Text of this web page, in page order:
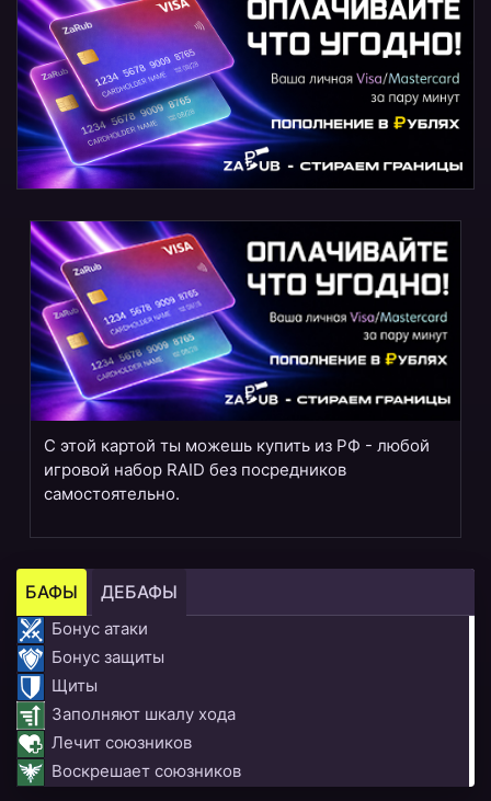
С этой картой ты можешь купить из РФ - любой
игровой набор RAID без посредников
самостоятельно.
БАФЫ ДЕБАФЫ
Бонус атаки
Бонус защиты
Щиты
Заполняют шкалу хода
Лечит союзников
Воскрешает союзников